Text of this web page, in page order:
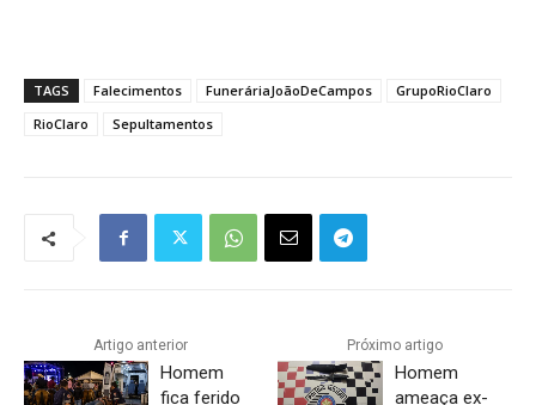
TAGS Falecimentos FuneráriaJoãoDeCampos
GrupoRioClaro
RioClaro
Sepultamentos
Artigo anterior
Homem
fica ferido
Próximo artigo
Homem
ameaça ex-